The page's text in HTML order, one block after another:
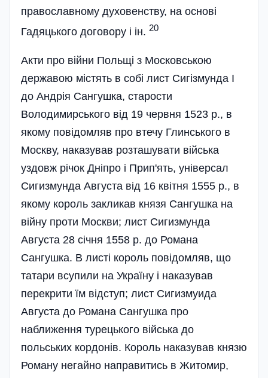
православному духовенству, на основі
Гадяцького договору і ін. 20
Акти про війни Польщі з Московською
державою містять в собі лист Сигізмунда І
до Андрія Сангушка, старости
Володимирського від 19 червня 1523 р., в
якому повідомляв про втечу Глинського в
Москву, наказував розташувати війська
уздовж річок Дніпро і Прип'ять, універсал
Сигизмунда Августа від 16 квітня 1555 р., в
якому король закликав князя Сангушка на
війну проти Москви; лист Сигизмунда
Августа 28 січня 1558 р. до Романа
Сангушка. В листі король повідомляв, що
татари всупили на Україну і наказував
перекрити їм відступ; лист Сигизмуида
Августа до Романа Сангушка про
наближення турецького війська до
польських кордонів. Король наказував князю
Роману негайно направитись в Житомир,